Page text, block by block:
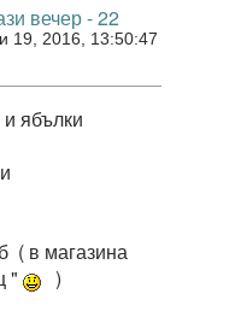
вечер - 22
19, 2016, 13:50:47
ябълки
( в магазина
"
)